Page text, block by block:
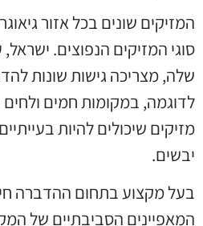
המזיקים שונים בכל אזור
סוגי המזיקים הנפוצים.
שלה, מצריכה גישות שונות
לדוגמה, במקומות חמים ולחים
מזיקים שיכולים להיות
יבשים.
בעל מקצוע בתחום ההדברה
המאפיינים הסביבתיים של